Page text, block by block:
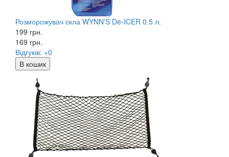
Розморожувач скла WYNN'S De-ICER 0.5 л.
199 грн.
169 грн.
Відгуків: +0
В кошик